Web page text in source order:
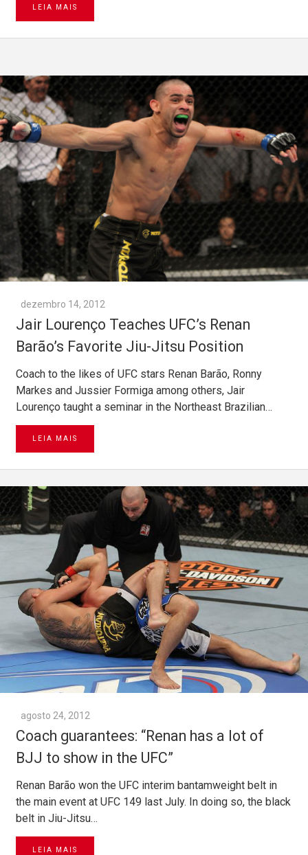
LEIA MAIS
dezembro 14, 2012
Jair Lourenço Teaches UFC’s Renan
Barão’s Favorite Jiu-Jitsu Position
Coach to the likes of UFC stars Renan Barão, Ronny
Markes and Jussier Formiga among others, Jair
Lourenço taught a seminar in the Northeast Brazilian…
LEIA MAIS
agosto 24, 2012
Coach guarantees: “Renan has a lot of
BJJ to show in the UFC”
Renan Barão won the UFC interim bantamweight belt in
the main event at UFC 149 last July. In doing so, the black
belt in Jiu-Jitsu…
LEIA MAIS